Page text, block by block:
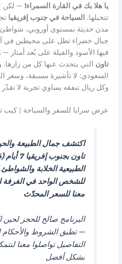
يا هلا بك في القارة السمراء! — لكن
تتخيلها. السياحة في جنوب إفريقيا
مدن حديثة بمستوى أوروبي،
جبال خضراء تطل على محيطين في
فيها الأسود والفيلة على بُعد أمتار
تاون التي يتحدث عنها كل من زارها.
السعودي: لا تأشيرة مسبقة،
وكل ريال تنفقه يساوي تجربة لا
عرض سرايا للسفر والسياحة | كيب تاون 7 أيام /
اكتشف جمال الطبيعة
تاون بجنوب إفريقيا
الطبيعية الخلابة والشواطئ
للشخص الواحد في
معنا للسعر المحدّث
البرنامج صالح للحجز
— تطبق الشروط والأحكام
التفاصيل تواصلوا معنا
بشكل أفضل